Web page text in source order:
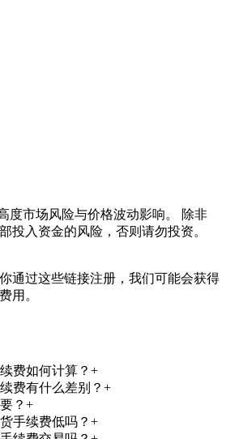
度市场风险与价格波动影响。
除非
投入资金的风险，否则请勿投资。
通过这些链接注册，我们可能会获得
用。
费如何计算？ +
费有什么差别？ +
？ +
手续费低吗？ +